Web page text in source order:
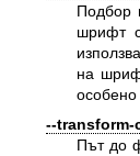
Подбор
шрифт
на
--transform-
Път до